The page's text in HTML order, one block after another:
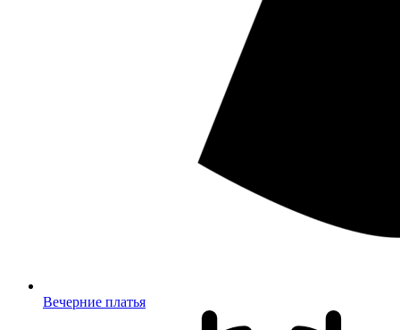
Вечерние платья